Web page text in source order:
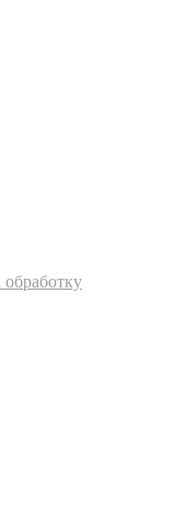
обработку